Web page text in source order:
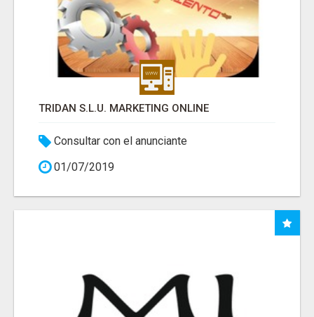
TRIDAN S.L.U. MARKETING ONLINE
Consultar con el anunciante
01/07/2019